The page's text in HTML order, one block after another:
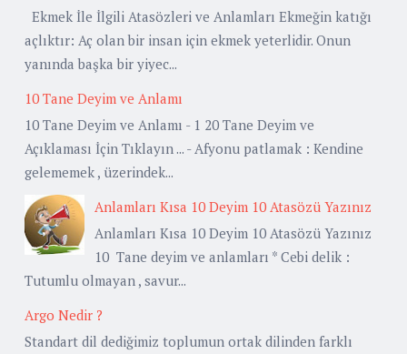
Ekmek İle İlgili Atasözleri ve Anlamları Ekmeğin katığı
açlıktır: Aç olan bir insan için ekmek yeterlidir. Onun
yanında başka bir yiyec...
10 Tane Deyim ve Anlamı
10 Tane Deyim ve Anlamı - 1 20 Tane Deyim ve
Açıklaması İçin Tıklayın ... - Afyonu patlamak : Kendine
gelememek , üzerindek...
Anlamları Kısa 10 Deyim 10 Atasözü Yazınız
Anlamları Kısa 10 Deyim 10 Atasözü Yazınız
10 Tane deyim ve anlamları * Cebi delik :
Tutumlu olmayan , savur...
Argo Nedir ?
Standart dil dediğimiz toplumun ortak dilinden farklı